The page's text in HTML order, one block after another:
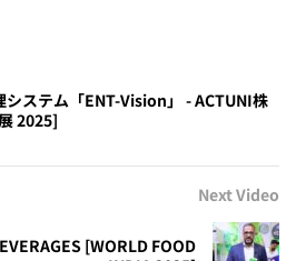
システム「ENT-Vision」 - ACTUNI株
2025]
Next Video
[WORLD FOOD